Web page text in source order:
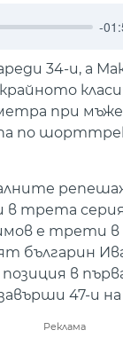
-
34-и, а
при
по
трета серия с
е трети в
българин
в първа
47-и
Реклама